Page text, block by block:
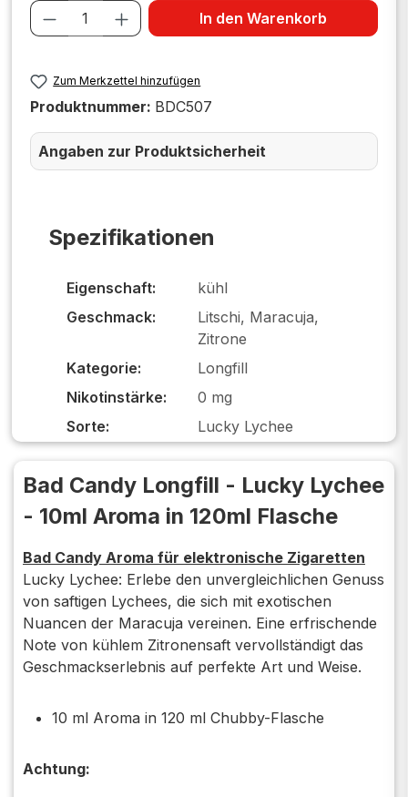
Spezifikationen
Eigenschaft:
kühl
Geschmack:
Litschi, Maracuja,
Zitrone
Kategorie:
Longfill
Nikotinstärke:
0 mg
Sorte:
Lucky Lychee
Produkt Anzahl: Gib den
In den Warenkorb
Zum Merkzettel hinzufügen
Produktnummer: BDC507
Angaben zur Produktsicherheit
Bad Candy Longfill - Lucky Lychee
- 10ml Aroma in 120ml Flasche
Bad Candy Aroma für elektronische Zigaretten
Lucky Lychee: Erlebe den unvergleichlichen Genuss
von saftigen Lychees, die sich mit exotischen
Nuancen der Maracuja vereinen. Eine erfrischende
Note von kühlem Zitronensaft vervollständigt das
Geschmackserlebnis auf perfekte Art und Weise.
10 ml Aroma in 120 ml Chubby-Flasche
Achtung: